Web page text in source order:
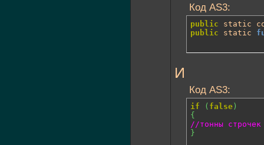
Код AS3:
public static
public static
И
Код AS3:
if ( false )
{
//тонны строчек
}